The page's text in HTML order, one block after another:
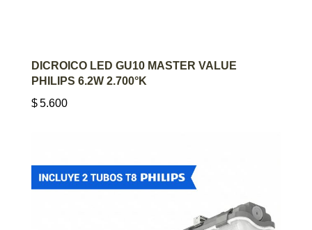
AGREGAR AL CARRITO
DICROICO LED GU10 MASTER VALUE
PHILIPS 6.2W 2.700°K
$5.600